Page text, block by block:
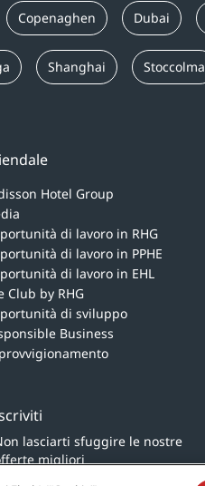
Copenaghen Dubai
Shanghai Stoccolma
Hotel Group
di lavoro in RHG
di lavoro in PPHE
di lavoro in EHL
Club by RHG
di sviluppo
Business
lasciarti sfuggire le nostre
migliori